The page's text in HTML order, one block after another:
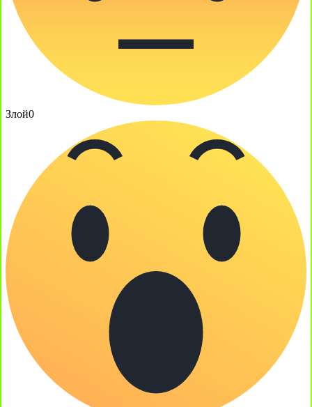
Злой0